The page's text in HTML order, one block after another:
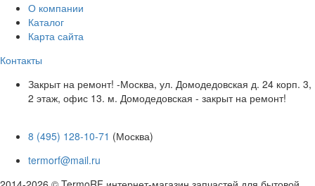
О компании
Каталог
Карта сайта
Контакты
Закрыт на ремонт! -Москва, ул. Домодедовская д. 24 корп. 3,
2 этаж, офис 13. м. Домодедовская - закрыт на ремонт!
8 (495) 128-10-71 (Москва)
termorf@mail.ru